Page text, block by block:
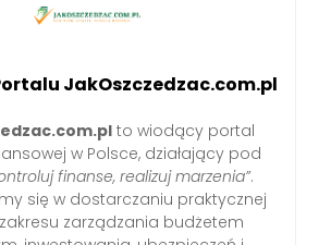
JakOszczedzac.com.pl
to wiodący portal
w Polsce, działający pod
finanse, realizuj marzenia”.
się w dostarczaniu praktycznej
zarządzania budżetem